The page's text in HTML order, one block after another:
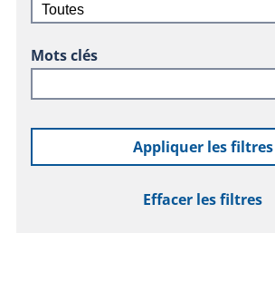
Mots clés
Appliquer les filtres
Effacer les filtres